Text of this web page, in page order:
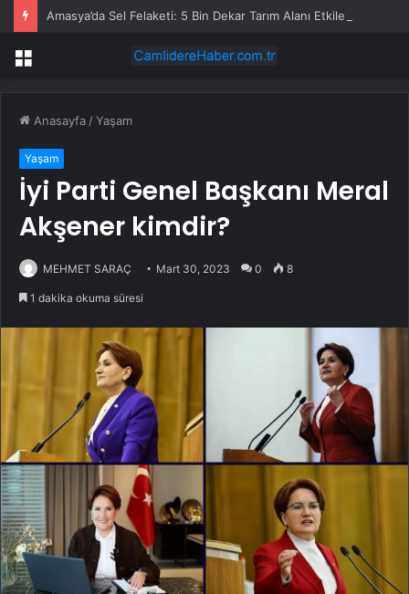
Amasya’da Sel Felaketi: 5 Bin Dekar Tarım Alanı Etkilendi
Menü
Anasayfa /Yaşam
Yaşam
İyi Parti Genel Başkanı Meral
Akşener kimdir?
MEHMET SARAÇ Mart 30, 2023 0 8
1 dakika okuma süresi